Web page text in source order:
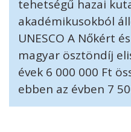
tehetségű hazai
akadémikusokból
UNESCO A Nőkért
magyar ösztöndíj
évek 6 000 000 Ft
ebben az évben 7